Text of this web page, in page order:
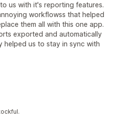
us with it's reporting features.
workflowss that helped
them all with this one app.
exported and automatically
helped us to stay in sync with